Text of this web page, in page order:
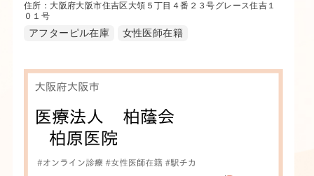
住所：大阪府大阪市住吉区大領５丁目４番２３号グレース住吉１
０１号
アフターピル在庫 女性医師在籍